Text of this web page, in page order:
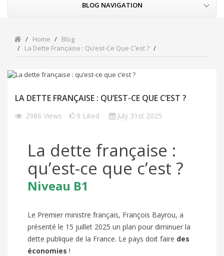
BLOG NAVIGATION
Home
Blog
La Dette Française : Qu’est-Ce Que C’est ?
LA DETTE FRANÇAISE : QU’EST-CE QUE C’EST ?
2986 Views 9 Liked July 31st 2025
La dette française :
qu’est-ce que c’est ?
Niveau B1
Le Premier ministre français, François Bayrou, a
présenté le 15 juillet 2025 un plan pour diminuer la
dette publique de la France. Le pays doit faire des
économies !